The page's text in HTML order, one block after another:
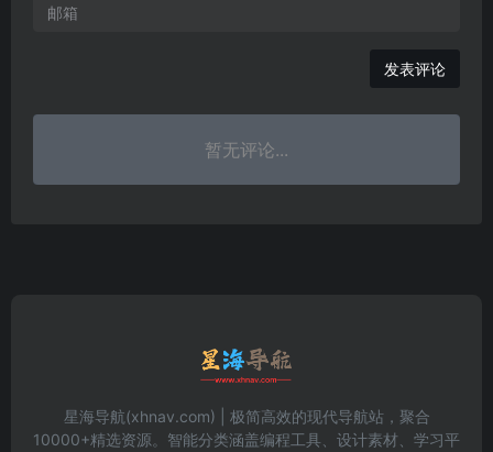
发表评论
暂无评论...
星海导航(xhnav.com) | 极简高效的现代导航站，聚合
10000+精选资源。智能分类涵盖编程工具、设计素材、学习平